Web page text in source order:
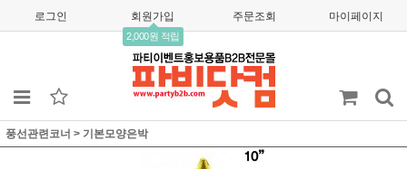
로그인 회원가입
2,000원 적립
주문조회 마이페이지
풍선관련코너 > 기본모양은박